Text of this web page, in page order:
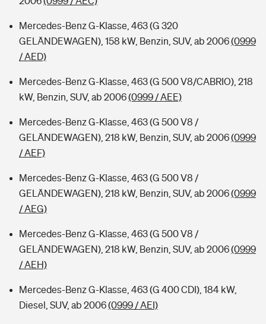
Mercedes-Benz G-Klasse, 463 (G 320
GELÄNDEWAGEN), 158 kW, Benzin, SUV, ab 2006(0999
/ AED)
Mercedes-Benz G-Klasse, 463 (G 500 V8/CABRIO), 218
kW, Benzin, SUV, ab 2006(0999 / AEE)
Mercedes-Benz G-Klasse, 463 (G 500 V8 /
GELÄNDEWAGEN), 218 kW, Benzin, SUV, ab 2006(0999
/ AEF)
Mercedes-Benz G-Klasse, 463 (G 500 V8 /
GELÄNDEWAGEN), 218 kW, Benzin, SUV, ab 2006(0999
/ AEG)
Mercedes-Benz G-Klasse, 463 (G 500 V8 /
GELÄNDEWAGEN), 218 kW, Benzin, SUV, ab 2006(0999
/ AEH)
Mercedes-Benz G-Klasse, 463 (G 400 CDI), 184 kW,
Diesel, SUV, ab 2006(0999 / AEI)